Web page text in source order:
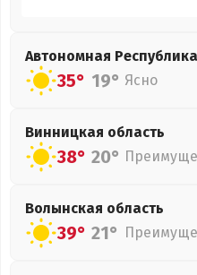
Автономная
35° 19° Ясно
Винницкая область
38° 20°
Волынская область
39° 21°